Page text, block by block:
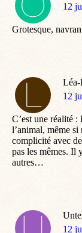
dit
12
Grotesque,
Léa-
dit
12
C’est une réalité
l’animal, même
complicité avec
pas les mêmes. Il
autres…
dit
12